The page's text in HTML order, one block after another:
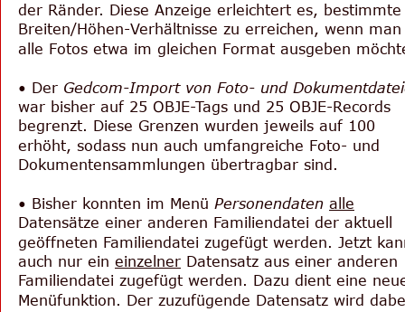
der Ränder. Diese Anzeige erleichtert es,
Breiten/Höhen-Verhältnisse zu erreichen, wenn
alle Fotos etwa im gleichen Format ausgeben
• Der Gedcom-Import von Foto- und
war bisher auf 25 OBJE-Tags und 25 OBJE-Records
begrenzt. Diese Grenzen wurden jeweils auf 100
erhöht, sodass nun auch umfangreiche Foto- und
Dokumentensammlungen übertragbar sind.
• Bisher konnten im Menü Personendaten alle
Datensätze einer anderen Familiendatei der aktuell
geöffneten Familiendatei zugefügt werden. Jetzt
auch nur ein einzelner Datensatz aus einer anderen
Familiendatei zugefügt werden. Dazu dient eine
Menüfunktion. Der zuzufügende Datensatz wird